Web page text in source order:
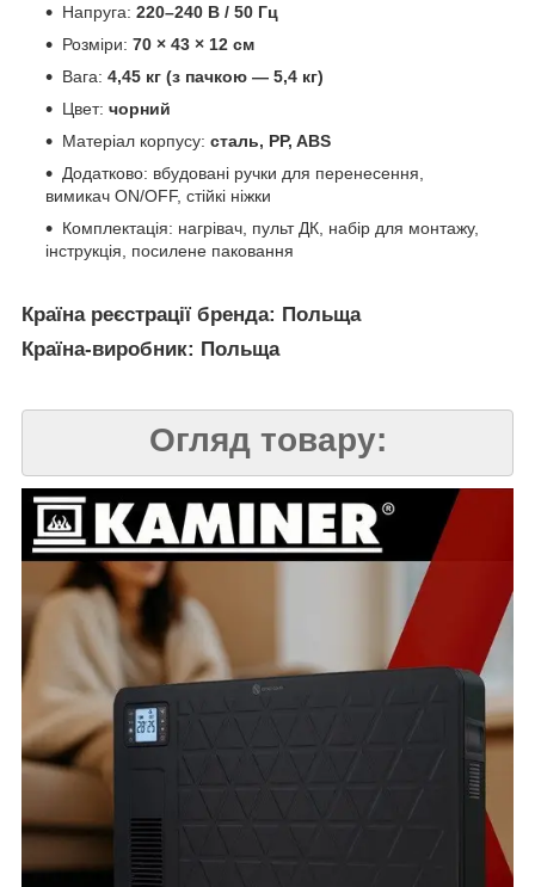
Напруга: 220–240 В / 50 Гц
Розміри: 70 × 43 × 12 см
Вага: 4,45 кг (з пачкою — 5,4 кг)
Цвет: чорний
Матеріал корпусу: сталь, PP, ABS
Додатково: вбудовані ручки для перенесення,
вимикач ON/OFF, стійкі ніжки
Комплектація: нагрівач, пульт ДК, набір для монтажу,
інструкція, посилене паковання
Країна реєстрації бренда: Польща
Країна-виробник: Польща
Огляд товару: